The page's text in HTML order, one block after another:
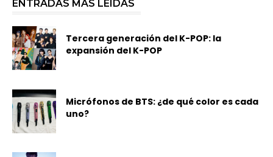
ENTRADAS MÁS LEÍDAS
Tercera generación del K-POP: la
expansión del K-POP
Micrófonos de BTS: ¿de qué color es cada
uno?